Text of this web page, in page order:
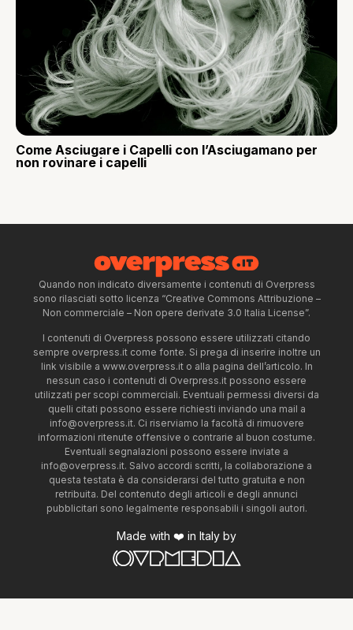
Come Asciugare i Capelli con l’Asciugamano per
non rovinare i capelli
Quando non indicato diversamente i contenuti di Overpress
sono rilasciati sotto licenza “Creative Commons Attribuzione –
Non commerciale – Non opere derivate 3.0 Italia License”.
I contenuti di Overpress possono essere utilizzati citando
sempre overpress.it come fonte. Si prega di inserire inoltre un
link visibile a www.overpress.it o alla pagina dell’articolo. In
nessun caso i contenuti di Overpress.it possono essere
utilizzati per scopi commerciali. Eventuali permessi diversi da
quelli citati possono essere richiesti inviando una mail a
info@overpress.it. Ci riserviamo la facoltà di rimuovere
informazioni ritenute offensive o contrarie al buon costume.
Eventuali segnalazioni possono essere inviate a
info@overpress.it. Salvo accordi scritti, la collaborazione a
questa testata è da considerarsi del tutto gratuita e non
retribuita. Del contenuto degli articoli e degli annunci
pubblicitari sono legalmente responsabili i singoli autori.
Made with ❤️ in Italy by